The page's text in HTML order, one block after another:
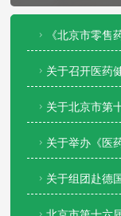
《北京市零
关于举办《医